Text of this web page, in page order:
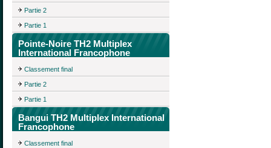
Partie 2
Partie 1
Pointe-Noire TH2 Multiplex
International Francophone
Classement final
Partie 2
Partie 1
Bangui TH2 Multiplex International
Francophone
Classement final